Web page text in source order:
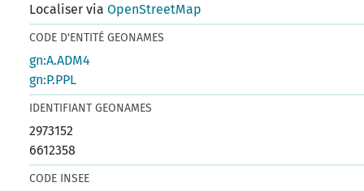
Localiser viaOpenStreetMap
CODE D'ENTITÉ GEONAMES
gn:A.ADM4
gn:P.PPL
IDENTIFIANT GEONAMES
2973152
6612358
CODE INSEE